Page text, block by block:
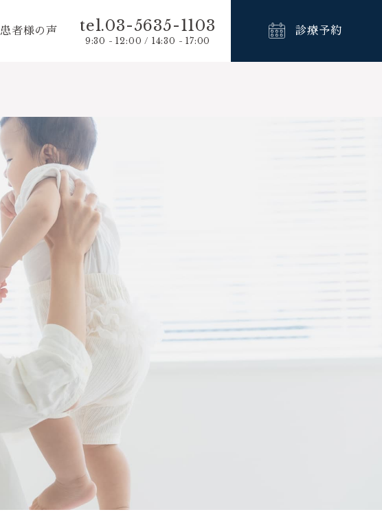
患者様の声 tel.03-5635-1103
9:30 - 12:00 / 14:30 - 17:00
診療予約